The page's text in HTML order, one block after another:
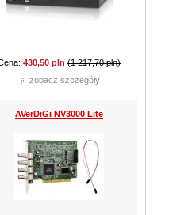
Cena:762,60 pln (977,85 pln)
zobacz szczegóły
CAMSTAR CAM-815D